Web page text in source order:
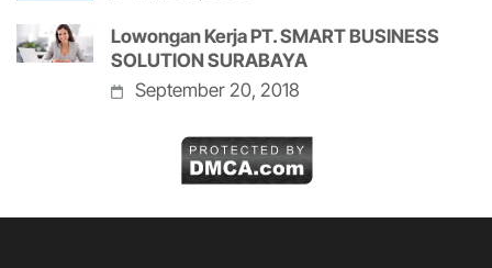
Lowongan Kerja PT. SMART BUSINESS
SOLUTION SURABAYA
September 20, 2018